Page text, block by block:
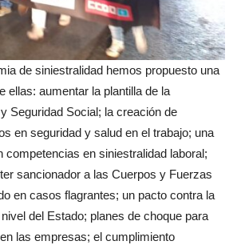
de siniestralidad hemos propuesto una
ellas: aumentar la plantilla de la
Seguridad Social; la creación de
en seguridad y salud en el trabajo; una
en siniestralidad laboral;
sancionador a las Cuerpos y Fuerzas
en casos flagrantes; un pacto contra la
del Estado; planes de choque para
las empresas; el cumplimiento